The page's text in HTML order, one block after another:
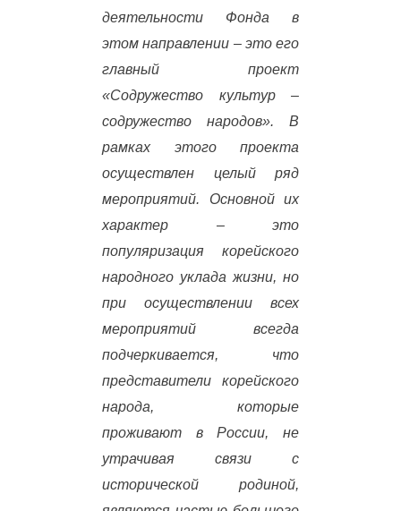
деятельности Фонда в
этом направлении – это его
главный проект
«Содружество культур –
содружество народов». В
рамках этого проекта
осуществлен целый ряд
мероприятий. Основной их
характер – это
популяризация корейского
народного уклада жизни, но
при осуществлении всех
мероприятий всегда
подчеркивается, что
представители корейского
народа, которые
проживают в России, не
утрачивая связи с
исторической родиной,